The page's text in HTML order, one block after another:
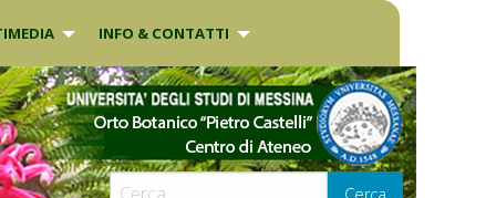
INFO & CONTATTI
Cerca